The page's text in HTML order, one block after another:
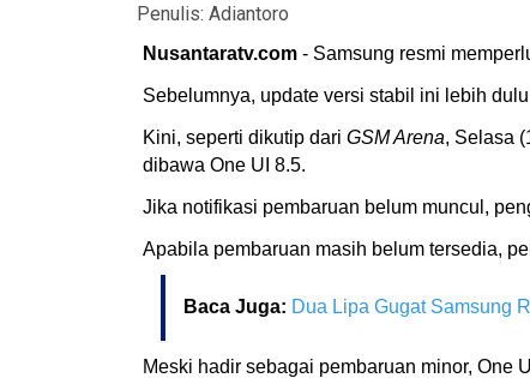
Penulis: Adiantoro
Nusantaratv.com - Samsung resmi
Sebelumnya, update versi stabil ini lebih
Kini, seperti dikutip dari GSM Arena, Selasa
dibawa One UI 8.5.
Jika notifikasi pembaruan belum muncul,
Apabila pembaruan masih belum tersedia,
Baca Juga: Dua Lipa Gugat Samsung
Meski hadir sebagai pembaruan minor, One